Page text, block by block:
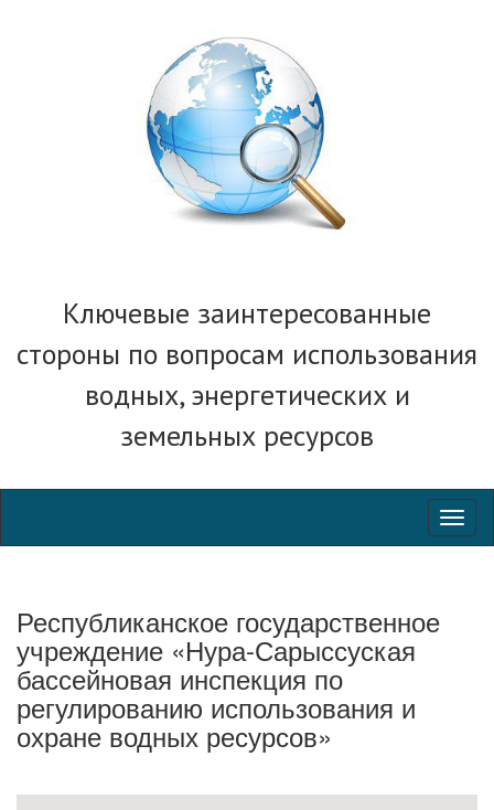
Ключевые заинтересованные
стороны по вопросам использования
водных, энергетических и
земельных ресурсов
Республиканское государственное
учреждение «Нура-Сарыссуская
бассейновая инспекция по
регулированию использования и
охране водных ресурсов»